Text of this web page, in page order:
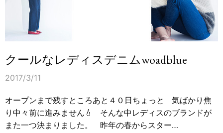
クールなレディスデニムwoadblue
2017/3/11
オープンまで残すところあと４０日ちょっと 気ばかり焦
り中々前に進みません💧 そんな中レディスのブランドが
また一つ決まりました。 昨年の春からスター…